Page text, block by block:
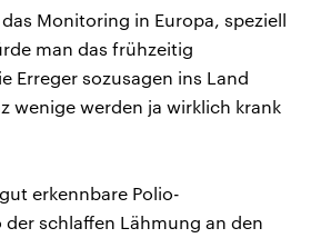
Monitoring in Europa, speziell
man das frühzeitig
Erreger sozusagen ins Land
wenige werden ja wirklich krank
erkennbare Polio-
schlaffen Lähmung an den